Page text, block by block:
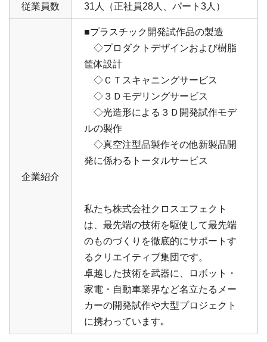
従業員数 31人（正社員28人、パート3人）
企業紹介
■プラスチック開発試作品の製造
◇プロダクトデザインおよび樹脂
筐体設計
◇ＣＴスキャニングサービス
◇３Ｄモデリングサービス
◇光造形による３Ｄ開発試作モデ
ルの製作
◇真空注型品製作その他新製品開
発に係わるトータルサービス
私たち株式会社クロスエフェクト
は、最先端の技術を駆使して最先端
のものづくりを徹底的にサポートす
るクリエイティブ集団です。
卓越した技術を武器に、ロボット・
家電・自動車業界など名立たるメー
カーの開発試作や大型プロジェクト
に携わっています｡